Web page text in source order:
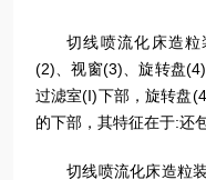
切线喷流化床造
(2)、视窗(3)、旋转盘
过滤室(I)下部，旋转盘
的下部，其特征在于:还
切线喷流化床造粒